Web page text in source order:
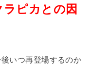
ピカとの因
いつ再登場するのか